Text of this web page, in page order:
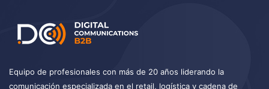
Equipo de profesionales con más de 20 años liderando la
comunicación especializada en el retail, logística y cadena de